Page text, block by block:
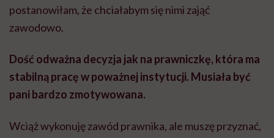
postanowiłam, że chciałabym się nimi zająć
zawodowo.
Dość odważna decyzja jak na prawniczkę, która ma
stabilną pracę w poważnej instytucji. Musiała być
pani bardzo zmotywowana.
Wciąż wykonuję zawód prawnika, ale muszę przyznać,